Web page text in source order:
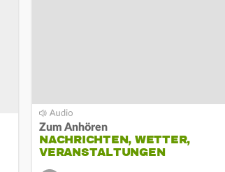
Zum Anhören
NACHRICHTEN, WETTER,
VERANSTALTUNGEN